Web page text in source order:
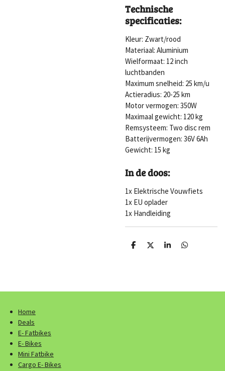
Technische
specificaties:
Kleur: Zwart/rood
Materiaal: Aluminium
Wielformaat: 12 inch
luchtbanden
Maximum snelheid: 25 km/u
Actieradius: 20-25 km
Motor vermogen: 350W
Maximaal gewicht: 120 kg
Remsysteem: Two disc rem
Batterijvermogen: 36V 6Ah
Gewicht: 15 kg
In de doos:
1x Elektrische Vouwfiets
1x EU oplader
1x Handleiding
D
D
S
D
Home
Deals
E- Fatbikes
E- Bikes
Mini Fatbike
Cargo E- Bikes